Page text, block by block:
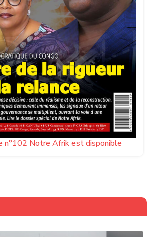
n°102 Notre Afrik est disponible